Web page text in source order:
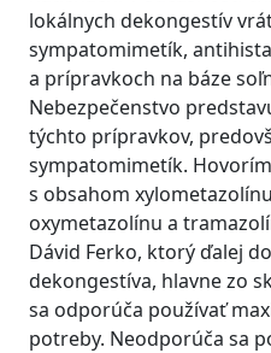
lokálnych dekongestív
sympatomimetík,
a prípravkoch na báze
Nebezpečenstvo
týchto prípravkov,
sympatomimetík.
s obsahom
oxymetazolínu a
Dávid Ferko, ktorý ďalej
dekongestíva, hlavne zo
sa odporúča používať
potreby. Neodporúča sa